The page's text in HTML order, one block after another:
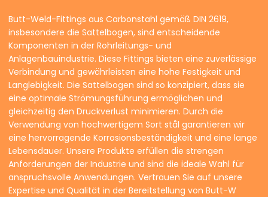
Butt-Weld-Fittings aus Carbonstahl gemäß DIN 2619,
insbesondere die Sattelbogen, sind entscheidende
Komponenten in der Rohrleitungs- und
Anlagenbauindustrie. Diese Fittings bieten eine zuverlässige
Verbindung und gewährleisten eine hohe Festigkeit und
Langlebigkeit. Die Sattelbogen sind so konzipiert, dass sie
eine optimale Strömungsführung ermöglichen und
gleichzeitig den Druckverlust minimieren. Durch die
Verwendung von hochwertigem Sort stål garantieren wir
eine hervorragende Korrosionsbeständigkeit und eine lange
Lebensdauer. Unsere Produkte erfüllen die strengen
Anforderungen der Industrie und sind die ideale Wahl für
anspruchsvolle Anwendungen. Vertrauen Sie auf unsere
Expertise und Qualität in der Bereitstellung von Butt-W